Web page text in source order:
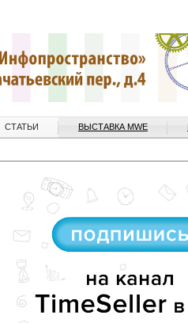
СТАТЬИ ВЫСТАВКА MWE